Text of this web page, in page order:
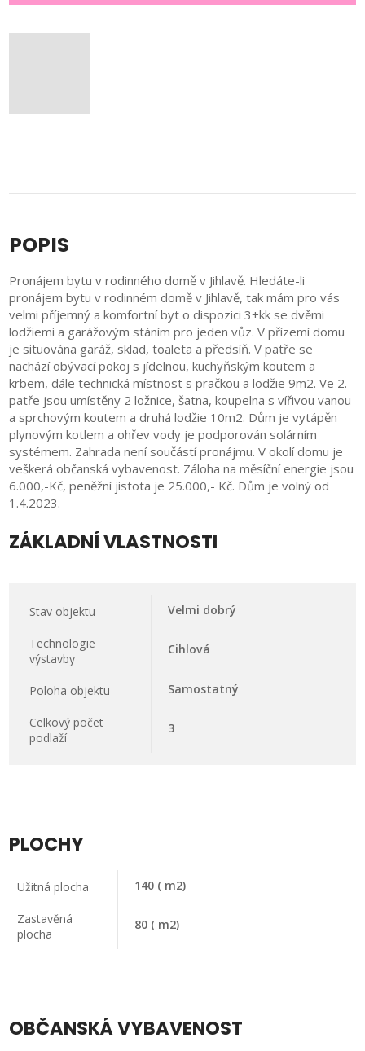
POPIS
Pronájem bytu v rodinného domě v Jihlavě. Hledáte-li
pronájem bytu v rodinném domě v Jihlavě, tak mám pro vás
velmi příjemný a komfortní byt o dispozici 3+kk se dvěmi
lodžiemi a garážovým stáním pro jeden vůz. V přízemí domu
je situována garáž, sklad, toaleta a předsíň. V patře se
nachází obývací pokoj s jídelnou, kuchyňským koutem a
krbem, dále technická místnost s pračkou a lodžie 9m2. Ve 2.
patře jsou umístěny 2 ložnice, šatna, koupelna s vířivou vanou
a sprchovým koutem a druhá lodžie 10m2. Dům je vytápěn
plynovým kotlem a ohřev vody je podporován solárním
systémem. Zahrada není součástí pronájmu. V okolí domu je
veškerá občanská vybavenost. Záloha na měsíční energie jsou
6.000,-Kč, peněžní jistota je 25.000,- Kč. Dům je volný od
1.4.2023.
ZÁKLADNÍ VLASTNOSTI
Stav objektu Velmi dobrý
Technologie
výstavby
Cihlová
Poloha objektu Samostatný
Celkový počet
podlaží
3
PLOCHY
Užitná plocha 140 ( m2)
Zastavěná
plocha
80 ( m2)
OBČANSKÁ VYBAVENOST